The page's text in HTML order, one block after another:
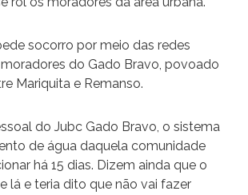
socorro por meio das redes
do Gado Bravo, povoado
Mariquita e Remanso.
do Jubc Gado Bravo, o sistema
de água daquela comunidade
há 15 dias. Dizem ainda que o
lá e teria dito que não vai fazer